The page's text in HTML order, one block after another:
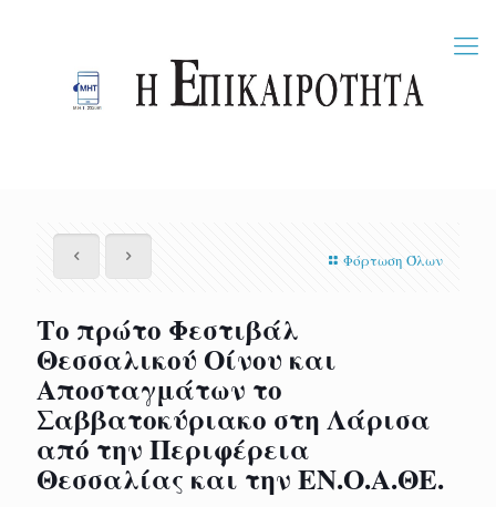
Φόρτωση Όλων
Το πρώτο Φεστιβάλ
Θεσσαλικού Οίνου και
Αποσταγμάτων το
Σαββατοκύριακο στη Λάρισα
από την Περιφέρεια
Θεσσαλίας και την ΕΝ.Ο.Α.ΘΕ.